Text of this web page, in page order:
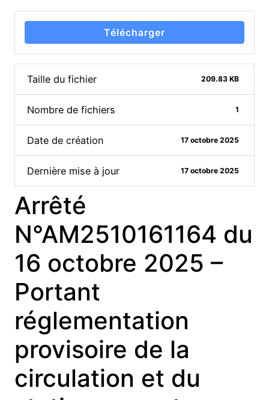
Télécharger
Taille du fichier 209.83 KB
Nombre de fichiers 1
Date de création 17 octobre 2025
Dernière mise à jour 17 octobre 2025
Arrêté
N°AM2510161164 du
16 octobre 2025 –
Portant
réglementation
provisoire de la
circulation et du